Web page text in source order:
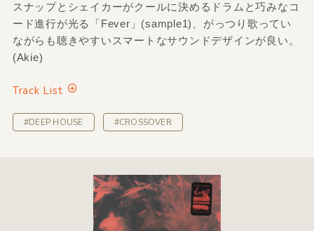
スナップとシェイカーがクールに決めるドラムと巧みなコ
ード進行が光る「Fever」(sample1)、がっつり歌ってい
ながらも聴きやすいスマートなサウンドデザインが良い。
(Akie)
Track List
#DEEP HOUSE #CROSSOVER